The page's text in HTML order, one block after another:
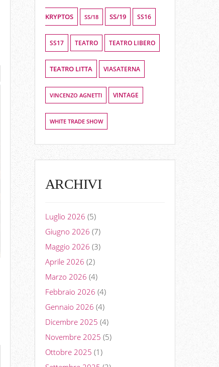
KRYPTOS SS/18 SS/19 SS16
SS17 TEATRO TEATRO LIBERO
TEATRO LITTA VIASATERNA
VINCENZO AGNETTI VINTAGE
WHITE TRADE SHOW
ARCHIVI
Luglio 2026 (5)
Giugno 2026 (7)
Maggio 2026 (3)
Aprile 2026 (2)
Marzo 2026 (4)
Febbraio 2026 (4)
Gennaio 2026 (4)
Dicembre 2025 (4)
Novembre 2025 (5)
Ottobre 2025 (1)